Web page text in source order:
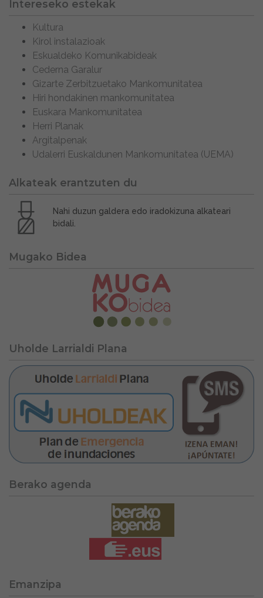
Intereseko estekak
Kultura
Kirol instalazioak
Eskualdeko Komunikabideak
Cederna Garalur
Gizarte Zerbitzuetako Mankomunitatea
Hiri hondakinen mankomunitatea
Euskara Mankomunitatea
Herri Planak
Argitalpenak
Udalerri Euskaldunen Mankomunitatea (UEMA)
Alkateak erantzuten du
Nahi duzun galdera edo iradokizuna alkateari
bidali.
Mugako Bidea
Uholde Larrialdi Plana
Berako agenda
Emanzipa